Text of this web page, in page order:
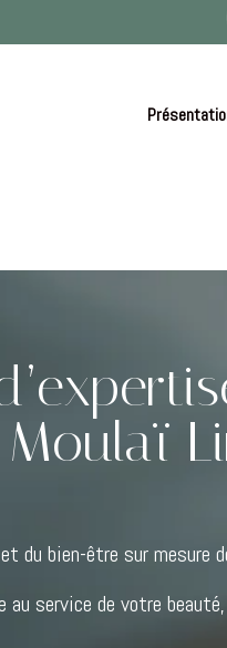
du bien-être sur mesure
au service de votre